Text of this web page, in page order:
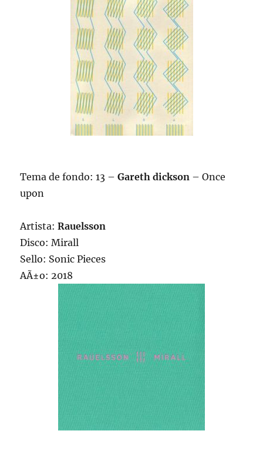
Tema de fondo: 13 –Gareth dickson – Once
upon
Artista:Rauelsson
Disco: Mirall
Sello: Sonic Pieces
AÃ±o: 2018